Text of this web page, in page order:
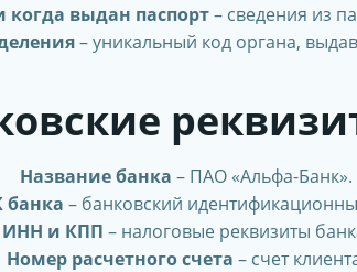
когда выдан паспорт– сведения из
– уникальный код органа,
Название банка – ПАО «Альфа-Банк».
банка – банковский
ИНН и КПП – налоговые реквизиты
Номер расчетного счета – счет